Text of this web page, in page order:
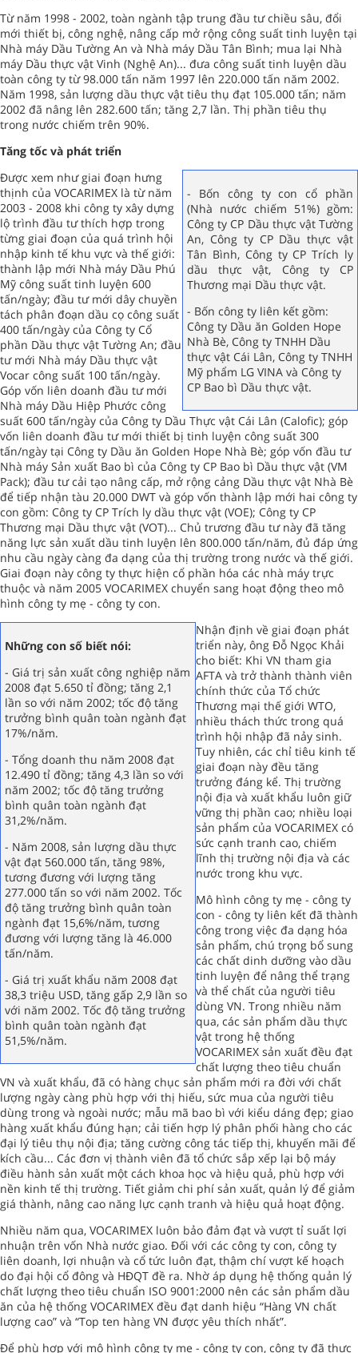
Từ năm 1998 - 2002, toàn ngành tập trung đầu tư chiều sâu, đổi
mới thiết bị, công nghệ, nâng cấp mở rộng công suất tinh luyện tại
Nhà máy Dầu Tường An và Nhà máy Dầu Tân Bình; mua lại Nhà
máy Dầu thực vật Vinh (Nghệ An)... đưa công suất tinh luyện dầu
toàn công ty từ 98.000 tấn năm 1997 lên 220.000 tấn năm 2002.
Năm 1998, sản lượng dầu thực vật tiêu thụ đạt 105.000 tấn; năm
2002 đã nâng lên 282.600 tấn; tăng 2,7 lần. Thị phần tiêu thụ
trong nước chiếm trên 90%.
Tăng tốc và phát triển
- Bốn công ty con cổ phần
(Nhà nước chiếm 51%) gồm:
Công ty CP Dầu thực vật Tường
An, Công ty CP Dầu thực vật
Tân Bình, Công ty CP Trích ly
dầu thực vật, Công ty CP
Thương mại Dầu thực vật.
- Bốn công ty liên kết gồm:
Công ty Dầu ăn Golden Hope
Nhà Bè, Công ty TNHH Dầu
thực vật Cái Lân, Công ty TNHH
Mỹ phẩm LG VINA và Công ty
CP Bao bì Dầu thực vật.
Được xem như giai đoạn hưng
thịnh của VOCARIMEX là từ năm
2003 - 2008 khi công ty xây dựng
lộ trình đầu tư thích hợp trong
từng giai đoạn của quá trình hội
nhập kinh tế khu vực và thế giới:
thành lập mới Nhà máy Dầu Phú
Mỹ công suất tinh luyện 600
tấn/ngày; đầu tư mới dây chuyền
tách phân đoạn dầu cọ công suất
400 tấn/ngày của Công ty Cổ
phần Dầu thực vật Tường An; đầu
tư mới Nhà máy Dầu thực vật
Vocar công suất 100 tấn/ngày.
Góp vốn liên doanh đầu tư mới
Nhà máy Dầu Hiệp Phước công
suất 600 tấn/ngày của Công ty Dầu Thực vật Cái Lân (Calofic); góp
vốn liên doanh đầu tư mới thiết bị tinh luyện công suất 300
tấn/ngày tại Công ty Dầu ăn Golden Hope Nhà Bè; góp vốn đầu tư
Nhà máy Sản xuất Bao bì của Công ty CP Bao bì Dầu thực vật (VM
Pack); đầu tư cải tạo nâng cấp, mở rộng cảng Dầu thực vật Nhà Bè
để tiếp nhận tàu 20.000 DWT và góp vốn thành lập mới hai công ty
con gồm: Công ty CP Trích ly dầu thực vật (VOE); Công ty CP
Thương mại Dầu thực vật (VOT)... Chủ trương đầu tư này đã tăng
năng lực sản xuất dầu tinh luyện lên 800.000 tấn/năm, đủ đáp ứng
nhu cầu ngày càng đa dạng của thị trường trong nước và thế giới.
Giai đoạn này công ty thực hiện cổ phần hóa các nhà máy trực
thuộc và năm 2005 VOCARIMEX chuyển sang hoạt động theo mô
hình công ty mẹ - công ty con.
Những con số biết nói:
- Giá trị sản xuất công nghiệp năm
2008 đạt 5.650 tỉ đồng; tăng 2,1
lần so với năm 2002; tốc độ tăng
trưởng bình quân toàn ngành đạt
17%/năm.
- Tổng doanh thu năm 2008 đạt
12.490 tỉ đồng; tăng 4,3 lần so với
năm 2002; tốc độ tăng trưởng
bình quân toàn ngành đạt
31,2%/năm.
- Năm 2008, sản lượng dầu thực
vật đạt 560.000 tấn, tăng 98%,
tương đương với lượng tăng
277.000 tấn so với năm 2002. Tốc
độ tăng trưởng bình quân toàn
ngành đạt 15,6%/năm, tương
đương với lượng tăng là 46.000
tấn/năm.
- Giá trị xuất khẩu năm 2008 đạt
38,3 triệu USD, tăng gấp 2,9 lần so
với năm 2002. Tốc độ tăng trưởng
bình quân toàn ngành đạt
51,5%/năm.
Nhận định về giai đoạn phát
triển này, ông Đỗ Ngọc Khải
cho biết: Khi VN tham gia
AFTA và trở thành thành viên
chính thức của Tổ chức
Thương mại thế giới WTO,
nhiều thách thức trong quá
trình hội nhập đã nảy sinh.
Tuy nhiên, các chỉ tiêu kinh tế
giai đoạn này đều tăng
trưởng đáng kể. Thị trường
nội địa và xuất khẩu luôn giữ
vững thị phần cao; nhiều loại
sản phẩm của VOCARIMEX có
sức cạnh tranh cao, chiếm
lĩnh thị trường nội địa và các
nước trong khu vực.
Mô hình công ty mẹ - công ty
con - công ty liên kết đã thành
công trong việc đa dạng hóa
sản phẩm, chú trọng bổ sung
các chất dinh dưỡng vào dầu
tinh luyện để nâng thể trạng
và thể chất của người tiêu
dùng VN. Trong nhiều năm
qua, các sản phẩm dầu thực
vật trong hệ thống
VOCARIMEX sản xuất đều đạt
chất lượng theo tiêu chuẩn
VN và xuất khẩu, đã có hàng chục sản phẩm mới ra đời với chất
lượng ngày càng phù hợp với thị hiếu, sức mua của người tiêu
dùng trong và ngoài nước; mẫu mã bao bì với kiểu dáng đẹp; giao
hàng xuất khẩu đúng hạn; cải tiến hợp lý phân phối hàng cho các
đại lý tiêu thụ nội địa; tăng cường công tác tiếp thị, khuyến mãi để
kích cầu... Các đơn vị thành viên đã tổ chức sắp xếp lại bộ máy
điều hành sản xuất một cách khoa học và hiệu quả, phù hợp với
nền kinh tế thị trường. Tiết giảm chi phí sản xuất, quản lý để giảm
giá thành, nâng cao năng lực cạnh tranh và hiệu quả hoạt động.
Nhiều năm qua, VOCARIMEX luôn bảo đảm đạt và vượt tỉ suất lợi
nhuận trên vốn Nhà nước giao. Đối với các công ty con, công ty
liên doanh, lợi nhuận và cổ tức luôn đạt, thậm chí vượt kế hoạch
do đại hội cổ đông và HĐQT đề ra. Nhờ áp dụng hệ thống quản lý
chất lượng theo tiêu chuẩn ISO 9001:2000 nên các sản phẩm dầu
ăn của hệ thống VOCARIMEX đều đạt danh hiệu “Hàng VN chất
lượng cao” và “Top ten hàng VN được yêu thích nhất”.
Để phù hợp với mô hình công ty mẹ - công ty con, công ty đã thực